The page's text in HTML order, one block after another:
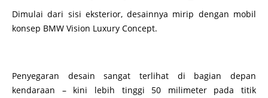
Dimulai dari sisi eksterior, desainnya mirip dengan mobil
konsep BMW Vision Luxury Concept.
Penyegaran desain sangat terlihat di bagian depan
kendaraan – kini lebih tinggi 50 milimeter pada titik